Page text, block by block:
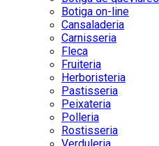
Botiga on-line
Cansaladeria
Carnisseria
Fleca
Fruiteria
Herboristeria
Pastisseria
Peixateria
Polleria
Rostisseria